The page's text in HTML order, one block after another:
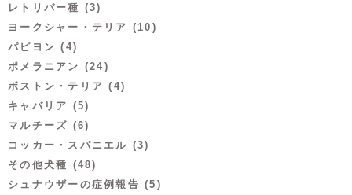
レトリバー種 (3)
ヨークシャー・テリア (10)
パピヨン (4)
ポメラニアン (24)
ボストン・テリア (4)
キャバリア (5)
マルチーズ (6)
コッカー・スパニエル (3)
その他犬種 (48)
シュナウザーの症例報告 (5)